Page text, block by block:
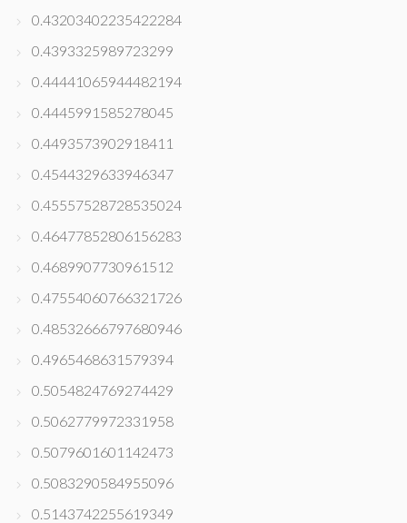
0.43203402235422284
0.4393325989723299
0.44441065944482194
0.4445991585278045
0.4493573902918411
0.4544329633946347
0.45557528728535024
0.46477852806156283
0.4689907730961512
0.47554060766321726
0.48532666797680946
0.4965468631579394
0.5054824769274429
0.5062779972331958
0.5079601601142473
0.5083290584955096
0.5143742255619349